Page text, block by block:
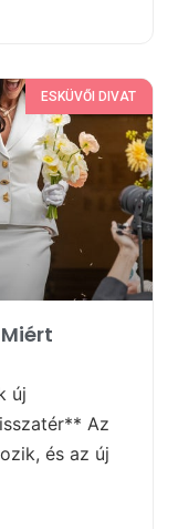
ESKÜVŐI DIVAT
új
Az
és az új